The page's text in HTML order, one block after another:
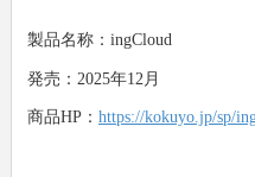
製品名称：ingCloud
発売：2025年12月
商品HP： https://kokuyo.jp/sp/